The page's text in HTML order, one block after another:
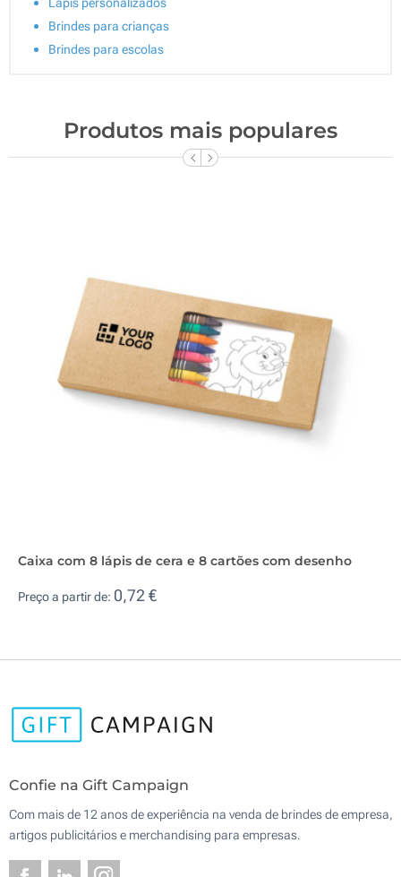
Brindes para crianças
Brindes para escolas
Produtos mais populares
Caixa com 8 lápis de cera e 8 cartões com desenho
Preço a partir de: 0,72 €
Confie na Gift Campaign
Com mais de 12 anos de experiência na venda de brindes de empresa,
artigos publicitários e merchandising para empresas.